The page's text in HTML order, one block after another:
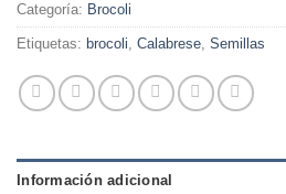
Categoría: Brocoli
Etiquetas: brocoli, Calabrese, Semillas
Información adicional